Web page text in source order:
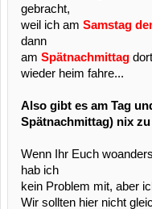
gebracht,
weil ich am Samstag
dann
am Spätnachmittag
wieder heim fahre...
Also gibt es am Tag
Spätnachmittag) nix
Wenn Ihr Euch
hab ich
kein Problem mit, aber
Wir sollten hier nicht